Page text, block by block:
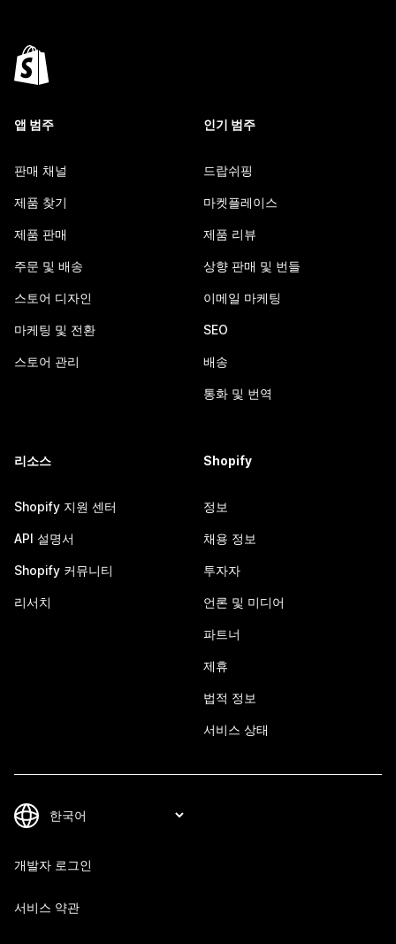
앱 범주
판매 채널
제품 찾기
제품 판매
주문 및 배송
스토어 디자인
마케팅 및 전환
스토어 관리
인기 범주
드랍쉬핑
마켓플레이스
제품 리뷰
상향 판매 및 번들
이메일 마케팅
SEO
배송
통화 및 번역
리소스
Shopify 지원 센터
API 설명서
Shopify 커뮤니티
리서치
Shopify
정보
채용 정보
투자자
언론 및 미디어
파트너
제휴
법적 정보
서비스 상태
개발자 로그인
서비스 약관